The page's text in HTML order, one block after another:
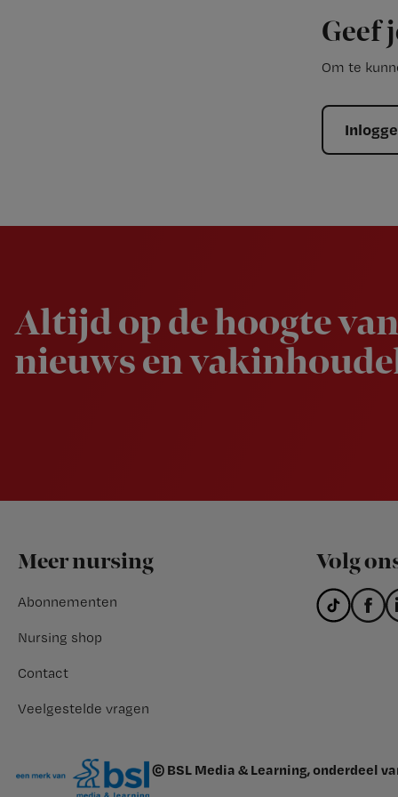
Geef
Om te
Altijd op de hoogte
nieuws en
Footer
Meer nursing
Abonnementen
Nursing shop
Contact
Veelgestelde vragen
Volg
© BSL Media & Learning, onderdeel